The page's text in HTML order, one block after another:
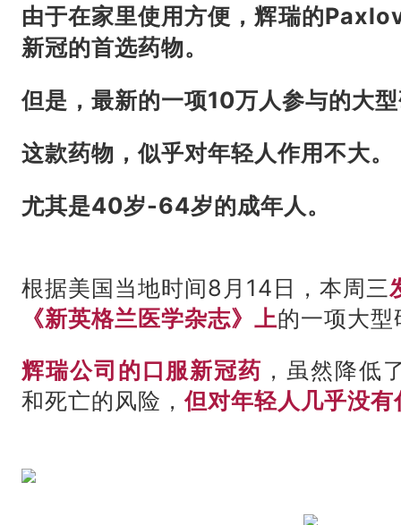
由于在家里使用方便，辉瑞的
新冠的首选药物。
但是，最新的一项10万人参与的大
这款药物，似乎对年轻人作用不大。
尤其是40岁-64岁的成年人。
根据美国当地时间8月14日，本周三
《新英格兰医学杂志》上的一项大
辉瑞公司的口服新冠药 ，虽然降低
和死亡的风险，但对年轻人几乎没